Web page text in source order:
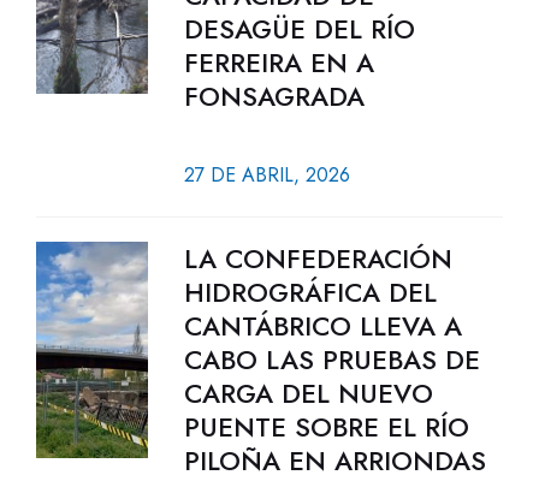
DESAGÜE DEL RÍO
FERREIRA EN A
FONSAGRADA
27 DE ABRIL, 2026
LA CONFEDERACIÓN
HIDROGRÁFICA DEL
CANTÁBRICO LLEVA A
CABO LAS PRUEBAS DE
CARGA DEL NUEVO
PUENTE SOBRE EL RÍO
PILOÑA EN ARRIONDAS